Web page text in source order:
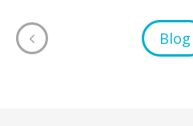
Blog